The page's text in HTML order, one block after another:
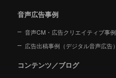
音声広告事例
音声CM・広告クリエイティブ事例
広告出稿事例（デジタル音声広告）
コンテンツ／ブログ